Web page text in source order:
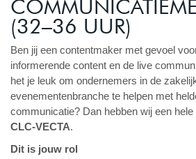
(32–36 UUR)
Ben jij een contentmaker met gevoel
informerende content en de live
het je leuk om ondernemers in de
evenementenbranche te helpen met
communicatie? Dan hebben wij een
CLC-VECTA.
Dit is jouw rol